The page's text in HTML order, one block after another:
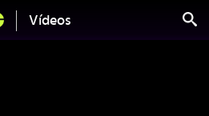
Vídeos